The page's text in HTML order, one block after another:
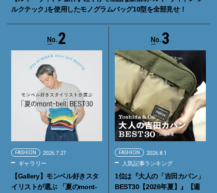
ルクテック｣を使用したモノグラムバッグ10型を全部見せ！
2
FASHION 2026.7.27
ギャラリー
【Gallery】モンベル好きスタ
イリストが選ぶ 「夏のmont-
3
FASHION 2026.8.1
人気記事ランキング
1位は『大人の「吉田カバン」
BEST30【2026年夏】』【週